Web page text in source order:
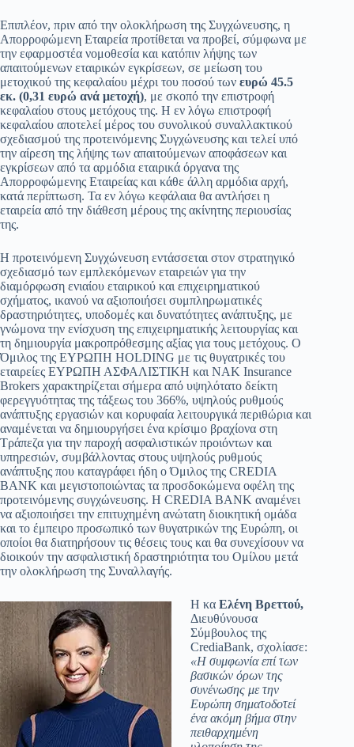
Επιπλέον, πριν από την ολοκλήρωση της Συγχώνευσης, η
Απορροφώμενη Εταιρεία προτίθεται να προβεί, σύμφωνα με
την εφαρμοστέα νομοθεσία και κατόπιν λήψης των
απαιτούμενων εταιρικών εγκρίσεων, σε μείωση του
μετοχικού της κεφαλαίου μέχρι του ποσού των ευρώ 45.5
εκ. (0,31 ευρώ ανά μετοχή), με σκοπό την επιστροφή
κεφαλαίου στους μετόχους της. Η εν λόγω επιστροφή
κεφαλαίου αποτελεί μέρος του συνολικού συναλλακτικού
σχεδιασμού της προτεινόμενης Συγχώνευσης και τελεί υπό
την αίρεση της λήψης των απαιτούμενων αποφάσεων και
εγκρίσεων από τα αρμόδια εταιρικά όργανα της
Απορροφώμενης Εταιρείας και κάθε άλλη αρμόδια αρχή,
κατά περίπτωση. Τα εν λόγω κεφάλαια θα αντλήσει η
εταιρεία από την διάθεση μέρους της ακίνητης περιουσίας
της.
Η προτεινόμενη Συγχώνευση εντάσσεται στον στρατηγικό
σχεδιασμό των εμπλεκόμενων εταιρειών για την
διαμόρφωση ενιαίου εταιρικού και επιχειρηματικού
σχήματος, ικανού να αξιοποιήσει συμπληρωματικές
δραστηριότητες, υποδομές και δυνατότητες ανάπτυξης, με
γνώμονα την ενίσχυση της επιχειρηματικής λειτουργίας και
τη δημιουργία μακροπρόθεσμης αξίας για τους μετόχους. Ο
Όμιλος της ΕΥΡΩΠΗ HOLDING με τις θυγατρικές του
εταιρείες ΕΥΡΩΠΗ ΑΣΦΑΛΙΣΤΙΚΗ και ΝΑΚ Insurance
Brokers χαρακτηρίζεται σήμερα από υψηλότατο δείκτη
φερεγγυότητας της τάξεως του 366%, υψηλούς ρυθμούς
ανάπτυξης εργασιών και κορυφαία λειτουργικά περιθώρια και
αναμένεται να δημιουργήσει ένα κρίσιμο βραχίονα στη
Τράπεζα για την παροχή ασφαλιστικών προιόντων και
υπηρεσιών, συμβάλλοντας στους υψηλούς ρυθμούς
ανάπτυξης που καταγράφει ήδη ο Όμιλος της CREDIA
BANK και μεγιστοποιώντας τα προσδοκώμενα οφέλη της
προτεινόμενης συγχώνευσης. Η CREDIA BANK αναμένει
να αξιοποιήσει την επιτυχημένη ανώτατη διοικητική ομάδα
και το έμπειρο προσωπικό των θυγατρικών της Ευρώπη, οι
οποίοι θα διατηρήσουν τις θέσεις τους και θα συνεχίσουν να
διοικούν την ασφαλιστική δραστηριότητα του Ομίλου μετά
την ολοκλήρωση της Συναλλαγής.
Η κα Ελένη Βρεττού,
Διευθύνουσα
Σύμβουλος της
CrediaBank, σχολίασε:
«Η συμφωνία επί των
βασικών όρων της
συνένωσης με την
Ευρώπη σηματοδοτεί
ένα ακόμη βήμα στην
πειθαρχημένη